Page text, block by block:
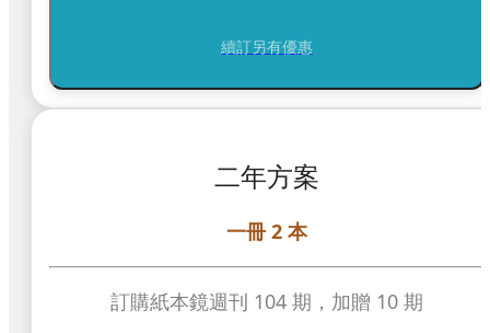
續訂另有優惠
二年方案
一冊 2 本
訂購紙本鏡週刊 104 期，加贈 10 期